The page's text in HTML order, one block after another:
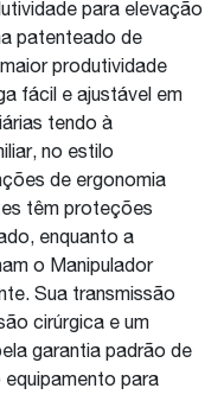
para elevação
patenteado de
produtividade
fácil e ajustável em
tendo à
no estilo
de ergonomia
têm proteções
enquanto a
o Manipulador
Sua transmissão
cirúrgica e um
garantia padrão de
para